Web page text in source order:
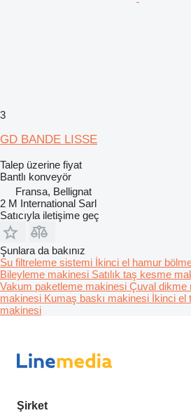
3
GD BANDE LISSE
Talep üzerine fiyat
Bantlı konveyör
Fransa, Bellignat
2 M International Sarl
Satıcıyla iletişime geç
Şunlara da bakınız
Su filtreleme sistemi İkinci el hamur
Bileyleme makinesi Satılık taş kesme
Vakum paketleme makinesi Çuval dikme
makinesi Kumaş baskı makinesi İkinci el
makinesi
Şirket